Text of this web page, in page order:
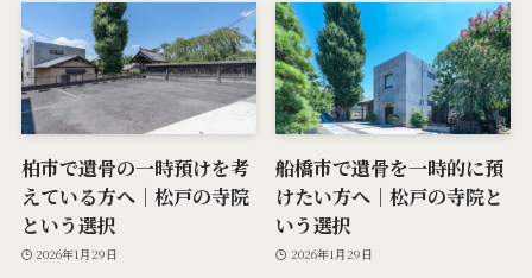
柏市で遺骨の一時預けを考
えている方へ｜松戸の寺院
という選択
2026年1月29日
船橋市で遺骨を一時的に預
けたい方へ｜松戸の寺院と
いう選択
2026年1月29日